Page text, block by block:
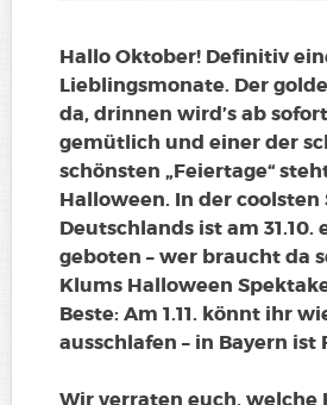
Hallo Oktober! Definitiv
Lieblingsmonate. Der
da, drinnen wird’s ab
gemütlich und einer der
schönsten „Feiertage“
Halloween. In der coolsten
Deutschlands ist am 31.10.
geboten – wer braucht da
Klums Halloween
Beste: Am 1.11. könnt ihr
ausschlafen – in Bayern ist
Wir verraten euch, welche